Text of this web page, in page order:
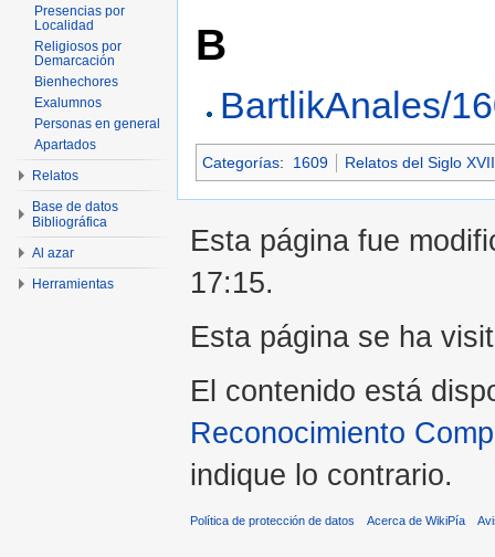
B
BartlikAnales/
Categorías: 1609 Relatos del Siglo XVII
Presencias por
Localidad
Religiosos por
Demarcación
Bienhechores
Exalumnos
Personas en general
Apartados
Relatos
Base de datos
Bibliográfica
Al azar
Herramientas
Esta página fue
17:15.
Esta página se ha
El contenido está
Reconocimiento
indique lo contrario.
Política de protección de datos Acerca de WikiPía